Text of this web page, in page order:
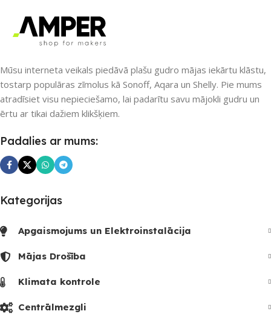
UZREIZ PIEEJAMAIS
SKAITS
Mūsu interneta veikals piedāvā plašu gudro mājas iekārtu klāstu,
tostarp populāras zīmolus kā Sonoff, Aqara un Shelly. Pie mums
atradīsiet visu nepieciešamo, lai padarītu savu mājokli gudru un
ērtu ar tikai dažiem klikšķiem.
Padalies ar mums:
Kategorijas
Apgaismojums un Elektroinstalācija
Mājas Drošība
Klimata kontrole
Centrālmezgli